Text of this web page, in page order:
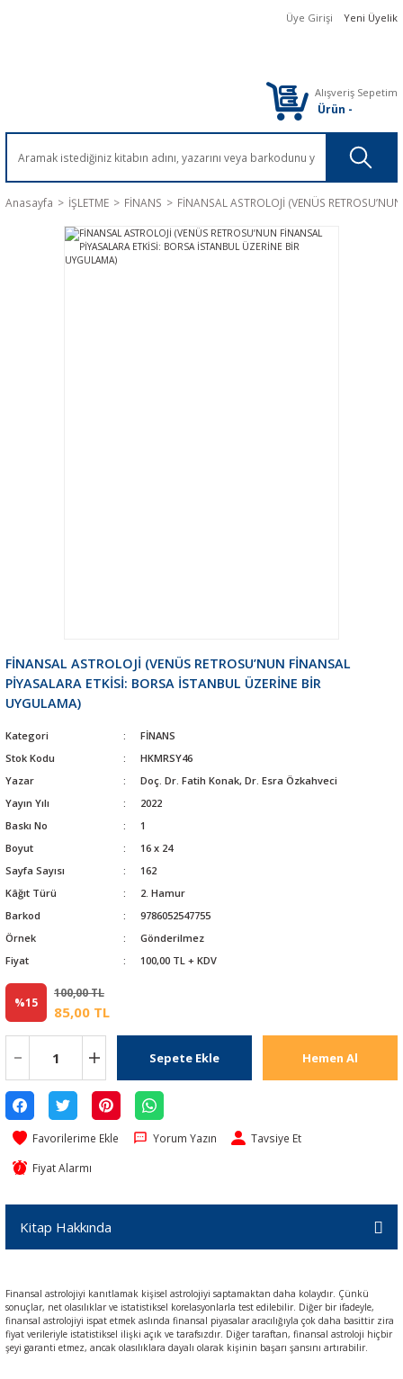
Üye Girişi Yeni Üyelik
Alışveriş Sepetim
Ürün -
Anasayfa İŞLETME FİNANS FİNANSAL ASTROLOJİ (VENÜS
FİNANSAL ASTROLOJİ (VENÜS RETROSU’NUN FİNANSAL
PİYASALARA ETKİSİ: BORSA İSTANBUL ÜZERİNE BİR
UYGULAMA)
Kategori
FİNANS
Stok Kodu
HKMRSY46
Yazar
Doç. Dr. Fatih Konak, Dr. Esra Özkahveci
Yayın Yılı
2022
Baskı No
1
Boyut
16 x 24
Sayfa Sayısı
162
Kâğıt Türü
2. Hamur
Barkod
9786052547755
Örnek
Gönderilmez
Fiyat
100,00 TL + KDV
%15
100,00 TL
85,00 TL
Sepete Ekle Hemen Al
Yorum Yazın Tavsiye Et
Fiyat Alarmı
Kitap Hakkında
Finansal astrolojiyi kanıtlamak kişisel astrolojiyi saptamaktan daha kolaydır. Çünkü
sonuçlar, net olasılıklar ve istatistiksel korelasyonlarla test edilebilir. Diğer bir ifadeyle,
finansal astrolojiyi ispat etmek aslında finansal piyasalar aracılığıyla çok daha basittir zira
fiyat verileriyle istatistiksel ilişki açık ve tarafsızdır. Diğer taraftan, finansal astroloji hiçbir
şeyi garanti etmez, ancak olasılıklara dayalı olarak kişinin başarı şansını artırabilir.